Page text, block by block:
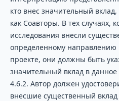
кто внес значительный
как Соавторы. В тех случаях,
исследования внесли
определенному направлению
проекте, они должны быть
значительный вклад в данное
4.6.2. Автор должен
внесшие существенный вклад